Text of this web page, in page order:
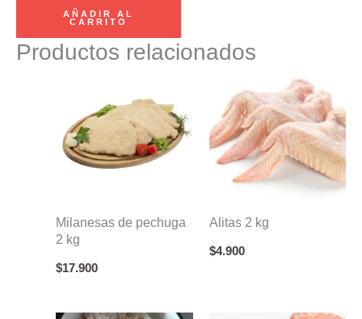
2
AÑADIR AL
CARRITO
Productos relacionados
Milanesas de pechuga
2 kg
$17.900
Alitas 2 kg
$4.900